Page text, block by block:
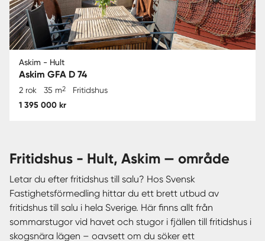
Askim - Hult
Askim GFA D 74
2 rok 35 m2 Fritidshus
1 395 000 kr
fritidshus - Hult, Askim — område
Letar du efter fritidshus till salu? Hos Svensk
Fastighetsförmedling hittar du ett brett utbud av
fritidshus till salu i hela Sverige. Här finns allt från
sommarstugor vid havet och stugor i fjällen till fritidshus i
skogsnära lägen – oavsett om du söker ett